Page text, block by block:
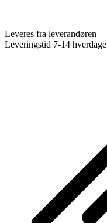
Leveres fra leverandøren
Leveringstid 7-14 hverdage